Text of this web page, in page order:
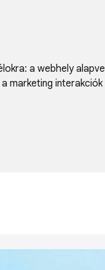
a webhely
marketing